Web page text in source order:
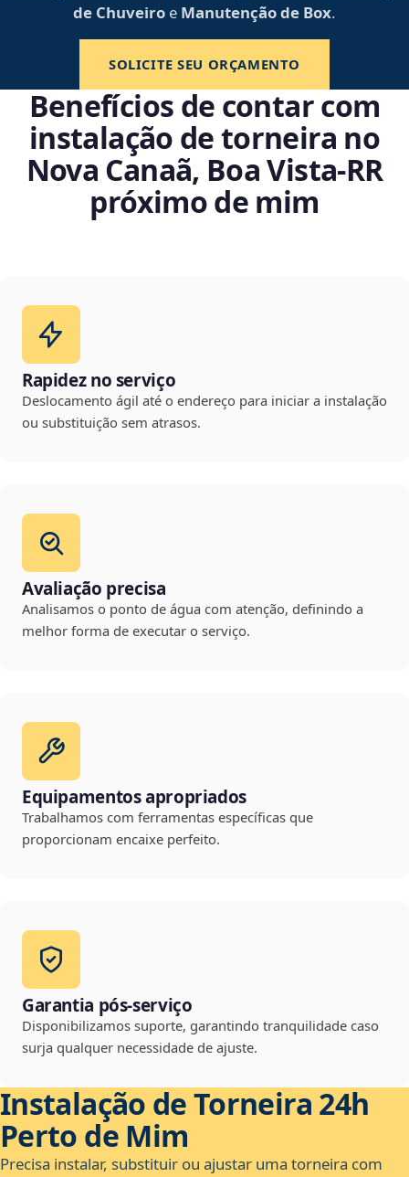
de Chuveiro e Manutenção de Box.
SOLICITE SEU ORÇAMENTO
Benefícios de contar com
instalação de torneira no
Nova Canaã, Boa Vista‑RR
próximo de mim
Rapidez no serviço
Deslocamento ágil até o endereço para iniciar a instalação
ou substituição sem atrasos.
Avaliação precisa
Analisamos o ponto de água com atenção, definindo a
melhor forma de executar o serviço.
Equipamentos apropriados
Trabalhamos com ferramentas específicas que
proporcionam encaixe perfeito.
Garantia pós-serviço
Disponibilizamos suporte, garantindo tranquilidade caso
surja qualquer necessidade de ajuste.
Instalação de Torneira 24h
Perto de Mim
Precisa instalar, substituir ou ajustar uma torneira com